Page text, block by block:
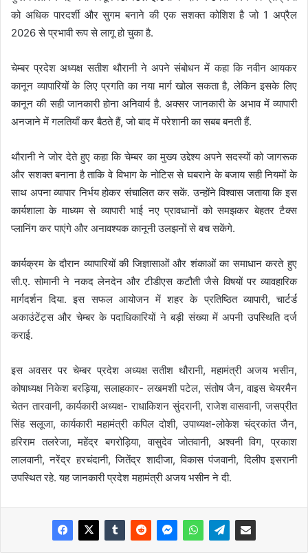
को अधिक पारदर्शी और सुगम बनाने की एक सशक्त कोशिश है जो 1 अप्रैल
2026 से प्रभावी रूप से लागू हो चुका है.
चेम्बर प्रदेश अध्यक्ष सतीश थौरानी ने अपने संबोधन में कहा कि नवीन आयकर
कानून व्यापारियों के लिए प्रगति का नया मार्ग खोल सकता है, लेकिन इसके लिए
कानून की सही जानकारी होना अनिवार्य है. अक्सर जानकारी के अभाव में व्यापारी
अनजाने में गलतियाँ कर बैठते हैं, जो बाद में परेशानी का सबब बनती हैं.
थौरानी ने जोर देते हुए कहा कि चेम्बर का मुख्य उद्देश्य अपने सदस्यों को जागरूक
और सशक्त बनाना है ताकि वे विभाग के नोटिस से घबराने के बजाय सही नियमों के
साथ अपना व्यापार निर्भय होकर संचालित कर सकें. उन्होंने विश्वास जताया कि इस
कार्यशाला के माध्यम से व्यापारी भाई नए प्रावधानों को समझकर बेहतर टैक्स
प्लानिंग कर पाएंगे और अनावश्यक कानूनी उलझनों से बच सकेंगे.
कार्यक्रम के दौरान व्यापारियों की जिज्ञासाओं और शंकाओं का समाधान करते हुए
सी.ए. सोमानी ने नकद लेनदेन और टीडीएस कटौती जैसे विषयों पर व्यावहारिक
मार्गदर्शन दिया. इस सफल आयोजन में शहर के प्रतिष्ठित व्यापारी, चार्टर्ड
अकाउंटेंट्स और चेम्बर के पदाधिकारियों ने बड़ी संख्या में अपनी उपस्थिति दर्ज
कराई.
इस अवसर पर चेम्बर प्रदेश अध्यक्ष सतीश थौरानी, महामंत्री अजय भसीन,
कोषाध्यक्ष निकेश बरड़िया, सलाहकार- लखमशी पटेल, संतोष जैन, वाइस चेयरमैन
चेतन तारवानी, कार्यकारी अध्यक्ष- राधाकिशन सुंदरानी, राजेश वासवानी, जसप्रीत
सिंह सलूजा, कार्यकारी महामंत्री कपिल दोशी, उपाध्यक्ष-लोकेश चंद्रकांत जैन,
हरिराम तलरेजा, महेंद्र बगरोड़िया, वासुदेव जोतवानी, अश्वनी विग, प्रकाश
लालवानी, नरेंद्र हरचंदानी, जितेंद्र शादीजा, विकास पंजवानी, दिलीप इसरानी
उपस्थित रहे. यह जानकारी प्रदेश महामंत्री अजय भसीन ने दी.